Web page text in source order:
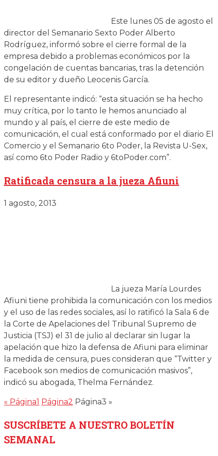
Este lunes 05 de agosto el
director del Semanario Sexto Poder Alberto
Rodríguez, informó sobre el cierre formal de la
empresa debido a problemas económicos por la
congelación de cuentas bancarias, tras la detención
de su editor y dueño Leocenis García.
El representante indicó: “esta situación se ha hecho
muy crítica, por lo tanto le hemos anunciado al
mundo y al país, el cierre de este medio de
comunicación, el cual está conformado por el diario El
Comercio y el Semanario 6to Poder, la Revista U-Sex,
así como 6to Poder Radio y 6toPoder.com”.
Ratificada censura a la jueza Afiuni
1 agosto, 2013
La jueza María Lourdes
Afiuni tiene prohibida la comunicación con los medios
y el uso de las redes sociales, así lo ratificó la Sala 6 de
la Corte de Apelaciones del Tribunal Supremo de
Justicia (TSJ) el 31 de julio al declarar sin lugar la
apelación que hizo la defensa de Afiuni para eliminar
la medida de censura, pues consideran que “Twitter y
Facebook son medios de comunicación masivos”,
indicó su abogada, Thelma Fernández.
« Página1 Página2 Página3 »
SUSCRÍBETE A NUESTRO BOLETÍN
SEMANAL